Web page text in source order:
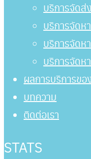
บริการจัดส่
บริการจัดห
บริการจัดห
บริการจัดห
ผลการบริการขอ
บทความ
ติดต่อเรา
STATS